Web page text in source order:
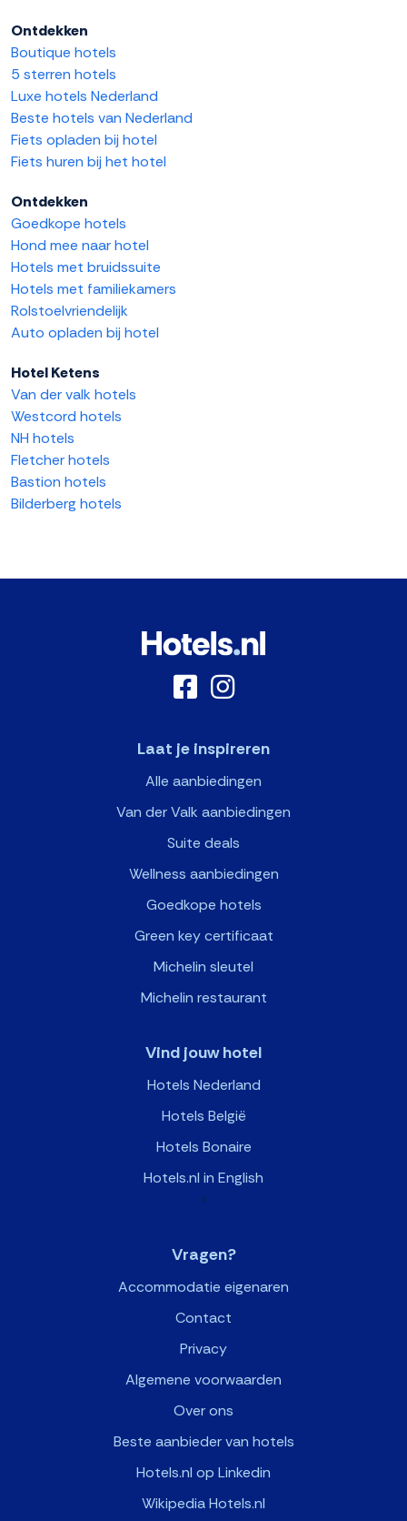
Ontdekken
Boutique hotels
5 sterren hotels
Luxe hotels Nederland
Beste hotels van Nederland
Fiets opladen bij hotel
Fiets huren bij het hotel
Ontdekken
Goedkope hotels
Hond mee naar hotel
Hotels met bruidssuite
Hotels met familiekamers
Rolstoelvriendelijk
Auto opladen bij hotel
Hotel Ketens
Van der valk hotels
Westcord hotels
NH hotels
Fletcher hotels
Bastion hotels
Bilderberg hotels
Laat je inspireren
Alle aanbiedingen
Van der Valk aanbiedingen
Suite deals
Wellness aanbiedingen
Goedkope hotels
Green key certificaat
Michelin sleutel
Michelin restaurant
Vind jouw hotel
Hotels Nederland
Hotels België
Hotels Bonaire
Hotels.nl in English
>
Vragen?
Accommodatie eigenaren
Contact
Privacy
Algemene voorwaarden
Over ons
Beste aanbieder van hotels
Hotels.nl op Linkedin
Wikipedia Hotels.nl